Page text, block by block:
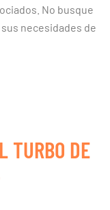
No busque
necesidades de
TURBO DE